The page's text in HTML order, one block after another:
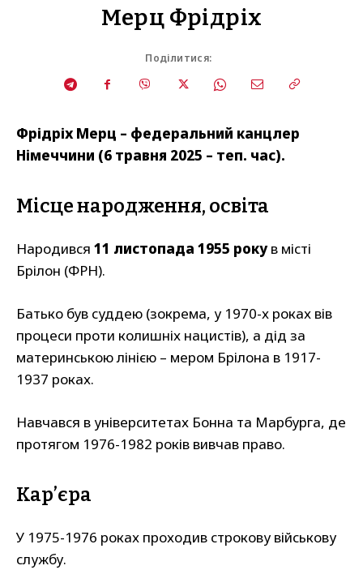
Мерц Фрідріх
Поділитися:
Фрідріх Мерц – федеральний канцлер
Німеччини (6 травня 2025 – теп. час).
Місце народження, освіта
Народився 11 листопада 1955 рокув місті
Брілон (ФРН).
Батько був суддею (зокрема, у 1970-х роках вів
процеси проти колишніх нацистів), а дід за
материнською лінією – мером Брілона в 1917-
1937 роках.
Навчався в університетах Бонна та Марбурга, де
протягом 1976-1982 років вивчав право.
Кар’єра
У 1975-1976 роках проходив строкову військову
службу.